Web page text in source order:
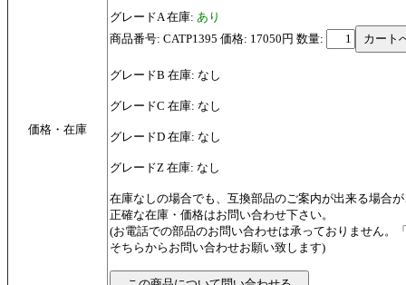
価格・在庫
グレードA 在庫: あり
商品番号: CATP1395 価格: 17050円 数量:
グレードB 在庫: なし
グレードC 在庫: なし
グレードD 在庫: なし
グレードZ 在庫: なし
在庫なしの場合でも、互換部品のご案内が出来る場合
正確な在庫・価格はお問い合わせ下さい。
(お電話での部品のお問い合わせは承っておりません。
そちらからお問い合わせお願い致します)